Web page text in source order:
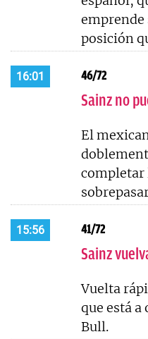
emprende
posición
16:01 46/72
Sainz no
El
completar
15:56 41/72
Sainz
Vuelta
que está a
Bull.